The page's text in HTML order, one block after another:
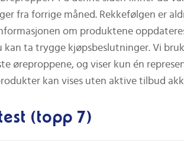
fra forrige måned. Rekkefølgen er
om produktene
kan ta trygge kjøpsbeslutninger. Vi
øreproppene, og viser kun én
kan vises uten aktive tilbud
(topp 7)